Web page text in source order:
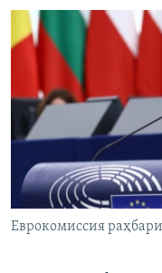
Еврокомиссия